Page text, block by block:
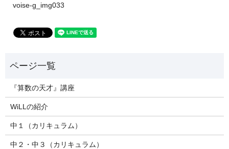
voise-g_img033
『算数の天才』講座
WiLLの紹介
中１（カリキュラム）
中２・中３（カリキュラム）